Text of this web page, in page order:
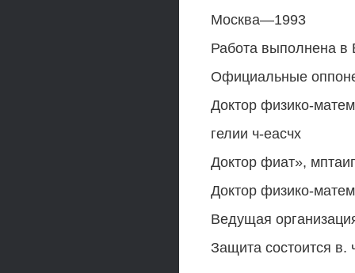
Москва—1993
Работа выполнена в
Официальные
Доктор физико-
гелии ч-еасчх
Доктор фиат»,
Доктор физико-
Ведущая
Защита состоится в.